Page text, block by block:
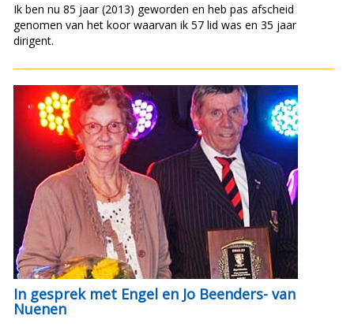
Ik ben nu 85 jaar (2013) geworden en heb pas afscheid
genomen van het koor waarvan ik 57 lid was en 35 jaar
dirigent.
In gesprek met Engel en Jo Beenders- van
Nuenen